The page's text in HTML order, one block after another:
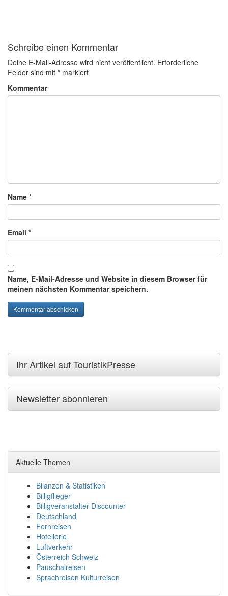
Schreibe einen Kommentar
Deine E-Mail-Adresse wird nicht veröffentlicht. Erforderliche
Felder sind mit * markiert
Kommentar
Name *
Email *
Name, E-Mail-Adresse und Website in diesem Browser für
meinen nächsten Kommentar speichern.
Ihr Artikel auf TouristikPresse
Newsletter abonnieren
Aktuelle Themen
Bilanzen & Statistiken
Billigflieger
Billigveranstalter Discounter
Deutschland
Fernreisen
Hotellerie
Luftverkehr
Österreich Schweiz
Pauschalreisen
Sprachreisen Kulturreisen